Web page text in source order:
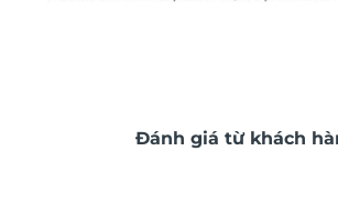
Đánh giá từ khách